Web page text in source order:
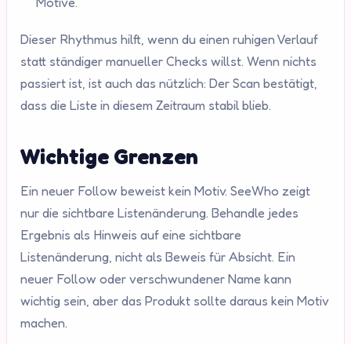
Dieser Rhythmus hilft, wenn du einen ruhigen Verlauf
statt ständiger manueller Checks willst. Wenn nichts
passiert ist, ist auch das nützlich: Der Scan bestätigt,
dass die Liste in diesem Zeitraum stabil blieb.
Wichtige Grenzen
Ein neuer Follow beweist kein Motiv. SeeWho zeigt
nur die sichtbare Listenänderung. Behandle jedes
Ergebnis als Hinweis auf eine sichtbare
Listenänderung, nicht als Beweis für Absicht. Ein
neuer Follow oder verschwundener Name kann
wichtig sein, aber das Produkt sollte daraus kein Motiv
machen.